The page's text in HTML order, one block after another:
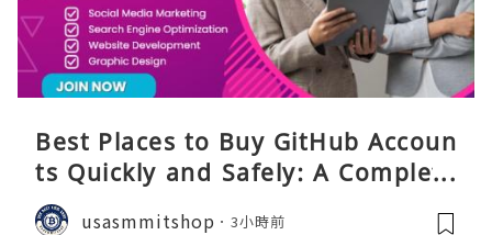
Best Places to Buy GitHub Accoun
ts Quickly and Safely: A Complete
Guide
usasmmitshop 3小時前